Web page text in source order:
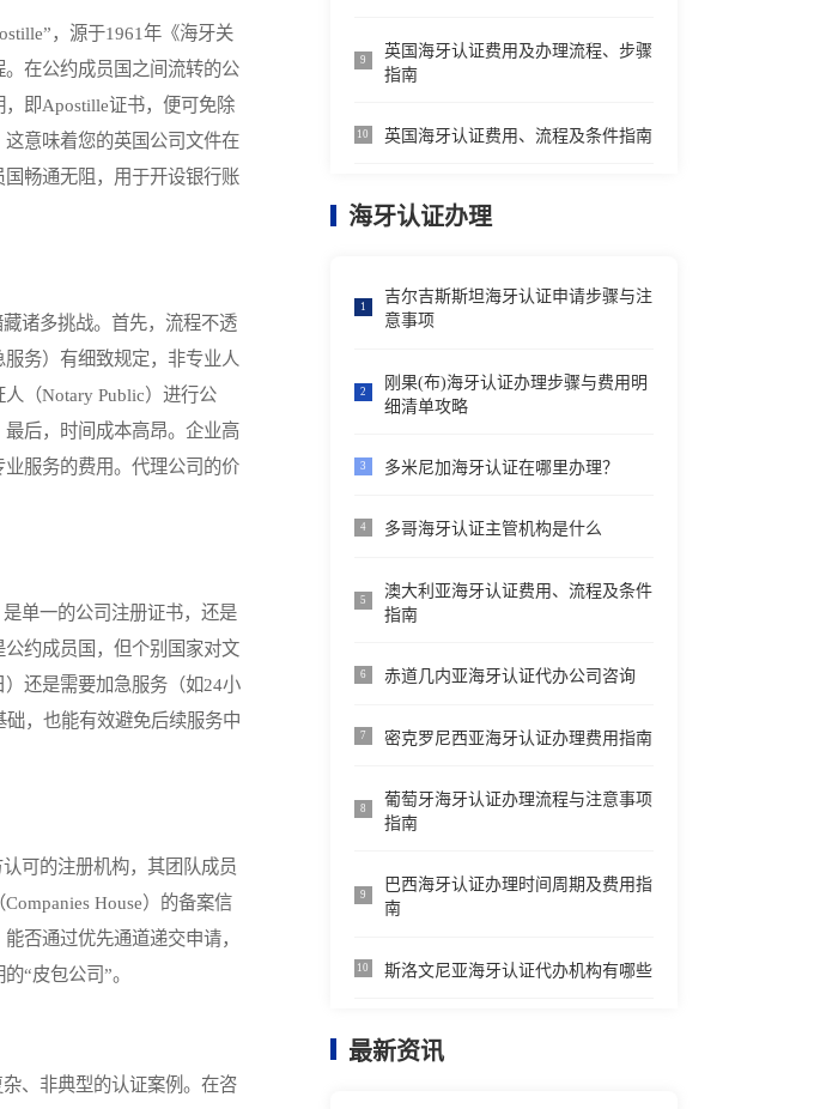
，源于1961年《海牙关
在公约成员国之间流转的公
即Apostille证书，便可免除
意味着您的英国公司文件在
畅通无阻，用于开设银行账
诸多挑战。首先，流程不透
务）有细致规定，非专业人
（Notary Public）进行公
后，时间成本高昂。企业高
服务的费用。代理公司的价
单一的公司注册证书，还是
约成员国，但个别国家对文
还是需要加急服务（如24小
，也能有效避免后续服务中
可的注册机构，其团队成员
House）的备案信
否通过优先通道递交申请，
“皮包公司”。
、非典型的认证案例。在咨
9
英国海牙认证费用及办理流程、步骤
指南
10 英国海牙认证费用、流程及条件指南
海牙认证办理
1
吉尔吉斯斯坦海牙认证申请步骤与注
意事项
2
刚果(布)海牙认证办理步骤与费用明
细清单攻略
3 多米尼加海牙认证在哪里办理？
4 多哥海牙认证主管机构是什么
5
澳大利亚海牙认证费用、流程及条件
指南
6 赤道几内亚海牙认证代办公司咨询
7 密克罗尼西亚海牙认证办理费用指南
8
葡萄牙海牙认证办理流程与注意事项
指南
9
巴西海牙认证办理时间周期及费用指
南
10 斯洛文尼亚海牙认证代办机构有哪些
最新资讯